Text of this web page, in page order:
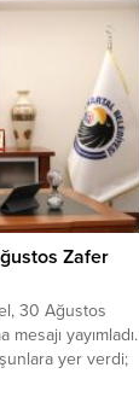
Zafer
30 Ağustos
mesajı yayımladı.
şunlara yer verdi;
uğruna
Afyon